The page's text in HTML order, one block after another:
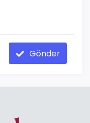
Gönder